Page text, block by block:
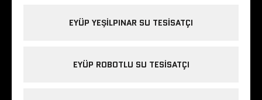
EYÜP YEŞILPINAR SU TESISATÇI
EYÜP ROBOTLU SU TESISATÇI